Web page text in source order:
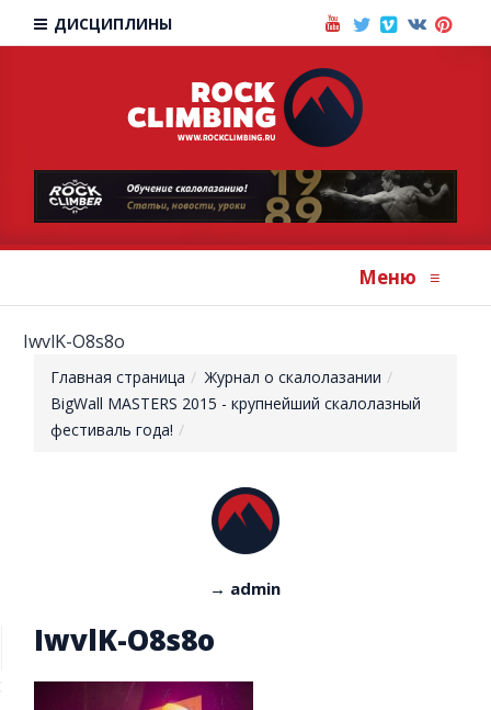
ДИСЦИПЛИНЫ
Меню ≡
IwvlK-O8s8o
Главная страница
Журнал о скалолазании
BigWall MASTERS 2015 - крупнейший скалолазный
фестиваль года!
→ admin
IwvlK-O8s8o